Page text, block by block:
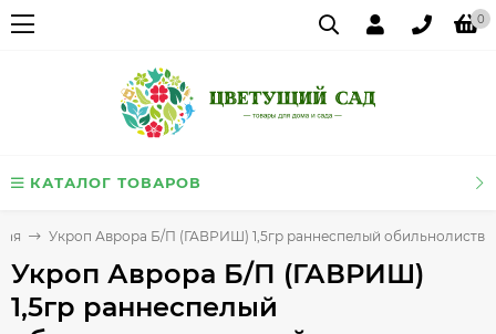
0
КАТАЛОГ ТОВАРОВ
Укроп Аврора Б/П (ГАВРИШ) 1,5гр раннеспелый
Укроп Аврора Б/П (ГАВРИШ)
1,5гр раннеспелый